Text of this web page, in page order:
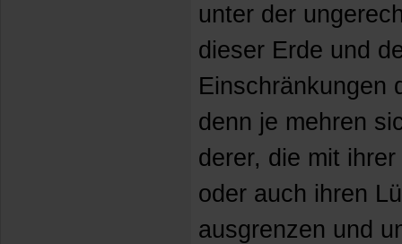
unter der
dieser Erde und
Einschränkungen
denn je mehren
derer, die mit
oder auch ihren
ausgrenzen und